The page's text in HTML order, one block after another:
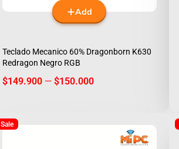
Add
Teclado Mecanico 60% Dragonborn K630
Redragon Negro RGB
Price
$149.900 — $150.000
Sale